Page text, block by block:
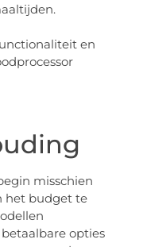
en
misschien
het budget te
opties